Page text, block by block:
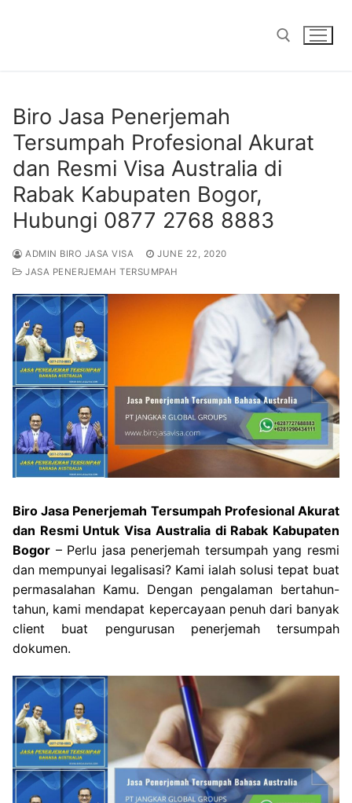
Biro Jasa Penerjemah
Tersumpah Profesional Akurat
dan Resmi Visa Australia di
Rabak Kabupaten Bogor,
Hubungi 0877 2768 8883
ADMIN BIRO JASA VISA
JUNE 22, 2020
JASA PENERJEMAH TERSUMPAH
Biro Jasa Penerjemah Tersumpah Profesional Akurat
dan Resmi Untuk Visa Australia di Rabak Kabupaten
Bogor – Perlu jasa penerjemah tersumpah yang resmi
dan mempunyai legalisasi? Kami ialah solusi tepat buat
permasalahan Kamu. Dengan pengalaman bertahun-
tahun, kami mendapat kepercayaan penuh dari banyak
client buat pengurusan penerjemah tersumpah
dokumen.